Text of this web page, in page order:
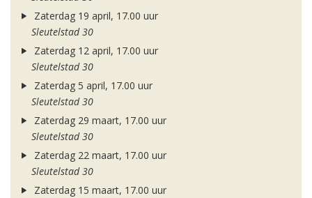
Zaterdag 19 april, 17.00 uur
Sleutelstad 30
Zaterdag 12 april, 17.00 uur
Sleutelstad 30
Zaterdag 5 april, 17.00 uur
Sleutelstad 30
Zaterdag 29 maart, 17.00 uur
Sleutelstad 30
Zaterdag 22 maart, 17.00 uur
Sleutelstad 30
Zaterdag 15 maart, 17.00 uur